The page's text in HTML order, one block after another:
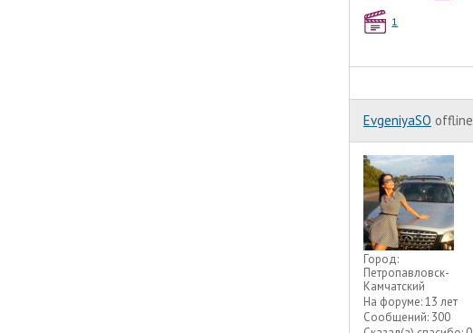
1
EvgeniyaSO offline
Город:
Петропавловск-
Камчатский
На форуме:13 лет
Сообщений: 300